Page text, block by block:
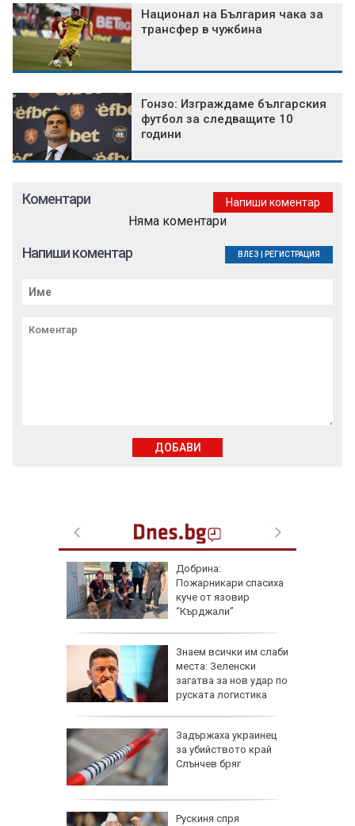
Национал на България чака за
трансфер в чужбина
Гонзо: Изграждаме българския
футбол за следващите 10
години
Добрина:
Пожарникари спасиха
куче от язовир
“Кърджали”
Знаем всички им слаби
места: Зеленски
загатва за нов удар по
руската логистика
Задържаха украинец
за убийството край
Слънчев бряг
Рускиня спря
Коментари Напиши коментар
Няма коментари
Напиши коментар ВЛЕЗ РЕГИСТРАЦИЯ
ДОБАВИ